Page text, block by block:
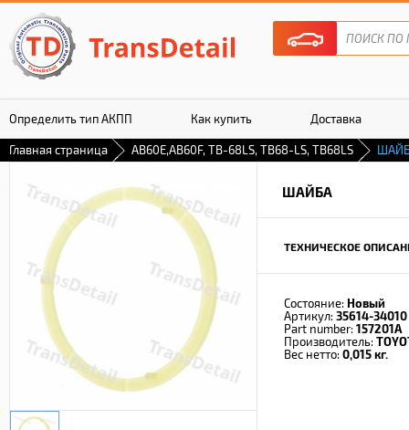
Определить тип АКПП Как купить Доставка
Гарантия
Главная страница AB60E,AB60F, TB-68LS, TB68-LS, TB68LS
ШАЙБА
ТЕХНИЧЕСКОЕ
Состояние: Новый
Артикул: 35614-34010
Part number: 157201A
Производитель:
Вес нетто: 0,015 кг.